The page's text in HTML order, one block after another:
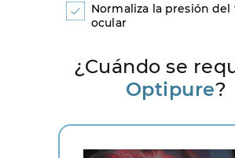
Normaliza la presión del
ocular
¿Cuándo se
Optipure?